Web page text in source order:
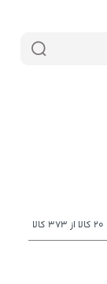
20 کالا از 373 کالا